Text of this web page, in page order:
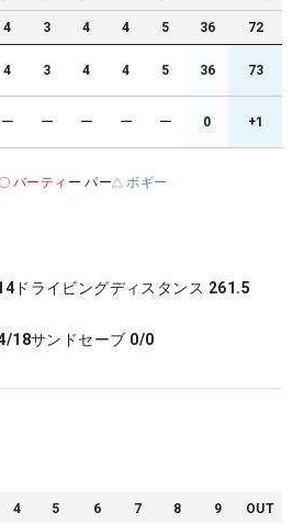
4 3 4 4 5 36 72
4 3 4 4 5 36 73
ー ー ー ー ー 0 +1
バーティ ー パー ボギー
ドライビングディスタンス 261.5
18サンドセーブ 0/0
4 5 6 7 8 9 OUT